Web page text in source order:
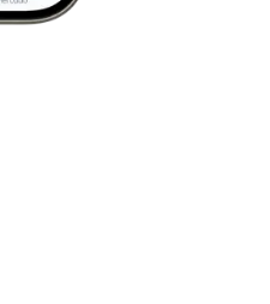
bancaria